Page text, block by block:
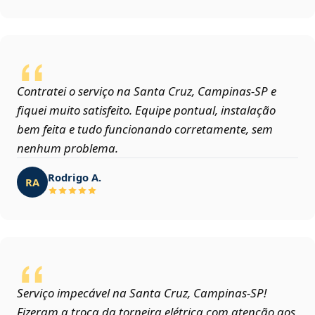
Contratei o serviço na Santa Cruz, Campinas‑SP e
fiquei muito satisfeito. Equipe pontual, instalação
bem feita e tudo funcionando corretamente, sem
nenhum problema.
RA Rodrigo A.
Serviço impecável na Santa Cruz, Campinas‑SP!